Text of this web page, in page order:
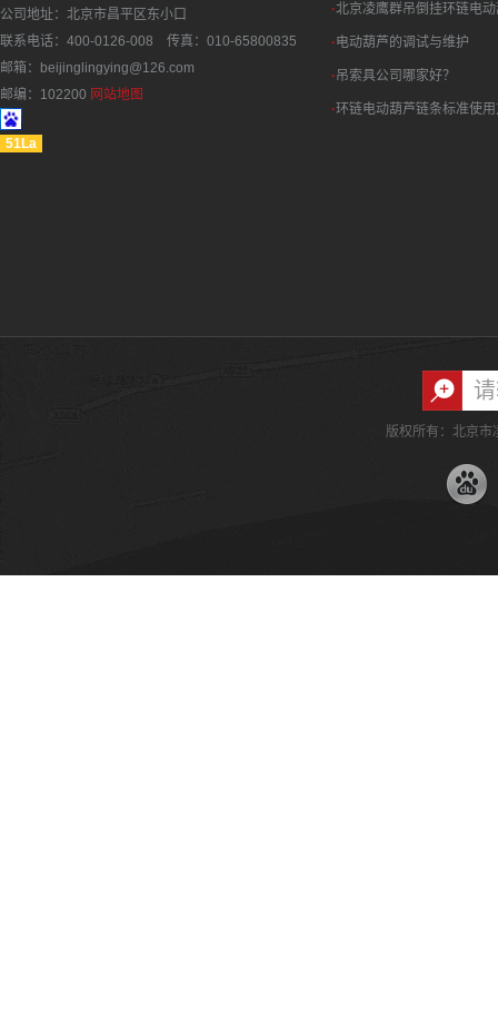
公司地址：北京市昌平区东小口
联系电话：400-0126-008 传真：010-65800835
邮箱：beijinglingying@126.com
邮编：102200 网站地图
51La
·北京凌鹰群吊倒挂环链电
·电动葫芦的调试与维护
·吊索具公司哪家好？
·环链电动葫芦链条标准使
版权所有：北京